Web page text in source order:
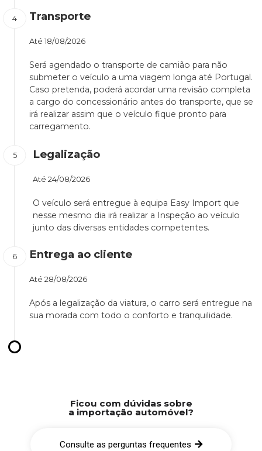
Transporte
Até 18/08/2026
Será agendado o transporte de camião para não
submeter o veículo a uma viagem longa até Portugal.
Caso pretenda, poderá acordar uma revisão completa
a cargo do concessionário antes do transporte, que se
irá realizar assim que o veículo fique pronto para
carregamento.
Legalização
Até 24/08/2026
O veículo será entregue à equipa Easy Import que
nesse mesmo dia irá realizar a Inspeção ao veículo
junto das diversas entidades competentes.
Entrega ao cliente
Até 28/08/2026
Após a legalização da viatura, o carro será entregue na
sua morada com todo o conforto e tranquilidade.
Ficou com dúvidas sobre
a importação automóvel?
Consulte as perguntas frequentes